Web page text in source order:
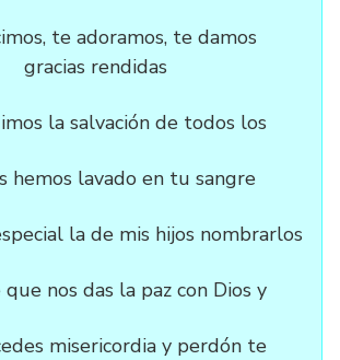
te adoramos, te damos
gracias rendidas
la salvación de todos los
hemos lavado en tu sangre
la de mis hijos nombrarlos
nos das la paz con Dios y
misericordia y perdón te